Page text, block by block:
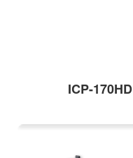
ICP-170HD